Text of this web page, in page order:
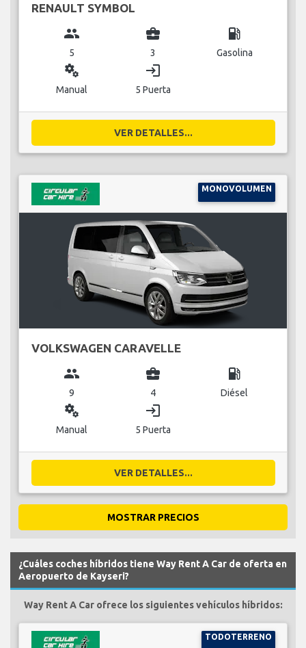
RENAULT SYMBOL
group
5
business_center
3
local_gas_station
Gasolina
miscellaneous_services
Manual
login
5 Puerta
VER DETALLES...
MONOVOLUMEN
VOLKSWAGEN CARAVELLE
group
9
business_center
4
local_gas_station
Diésel
miscellaneous_services
Manual
login
5 Puerta
VER DETALLES...
MOSTRAR PRECIOS
¿Cuáles coches híbridos tiene Way Rent A Car de oferta en
Aeropuerto de Kayseri?
Way Rent A Car ofrece los siguientes vehículos híbridos:
TODOTERRENO